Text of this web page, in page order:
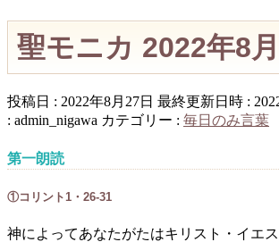
聖モニカ 2022年8
投稿日 : 2022年8月27日 最終更新日時 :
: admin_nigawa カテゴリー : 毎日のみ言葉
第一朗読
①コリント1・26-31
神によってあなたがたはキリスト・イエ